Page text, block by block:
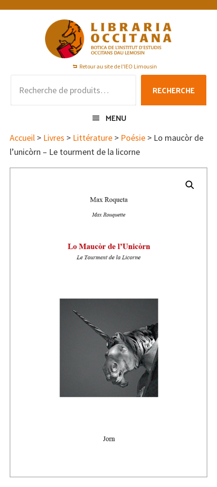
Passer
Passer
Passer
Retour au site de l'IEO Limousin
pour :
RECHERCHE
MENU
Accueil > Livres > Littérature > Poésie > Lo maucòr de
l’unicòrn – Le tourment de la licorne